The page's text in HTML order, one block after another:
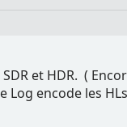
et HDR. (
Log encode les